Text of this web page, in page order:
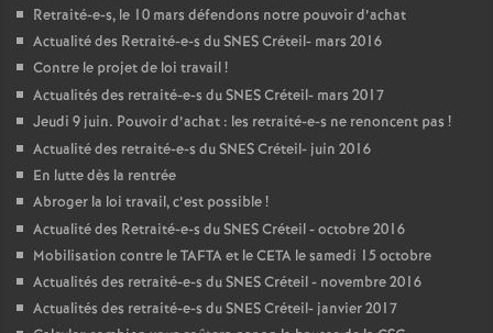
Retraité-e-s, le 10 mars défendons notre pouvoir d’achat
Actualité des Retraité-e-s duSNESCréteil- mars 2016
Contre le projet de loi travail!
Actualités des retraité-e-s duSNESCréteil- mars 2017
Jeudi 9 juin. Pouvoir d’achat : les retraité-e-s ne renoncent pas !
Actualité des retraité-e-s duSNESCréteil- juin 2016
En lutte dès la rentrée
Abroger la loi travail, c’est possible!
Actualité des Retraité-e-s duSNESCréteil - octobre 2016
Mobilisation contre leTAFTAet leCETA le samedi 15 octobre
Actualités des retraité-e-s duSNESCréteil - novembre 2016
Actualités des retraité-e-s duSNESCréteil- janvier 2017